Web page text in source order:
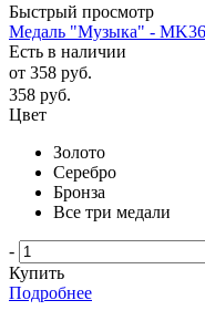
Быстрый просмотр
Медаль "Музыка" -
Есть в наличии
от 358 руб.
358 руб.
Цвет
Золото
Серебро
Бронза
Все три медали
-
Купить
Подробнее